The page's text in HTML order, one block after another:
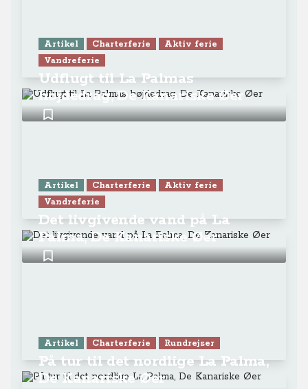
Artikel Charterferie
Aktiv ferie
Vandreferie
Udflugt til La Palmas
højdedrag, De Kanariske Øer
Artikel Charterferie
Aktiv ferie
Vandreferie
Det livgivende vand på La
Palma, De Kanariske Øer
Artikel Charterferie Rundrejser
På tur til det nordlige La Palma,
De Kanariske Øer